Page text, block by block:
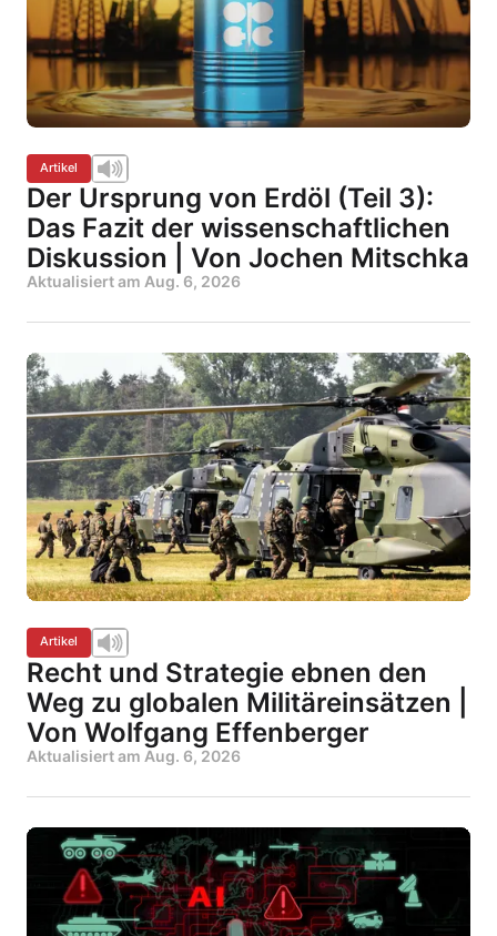
Artikel
Der Ursprung von Erdöl (Teil 3):
Das Fazit der wissenschaftlichen
Diskussion | Von Jochen Mitschka
Aktualisiert am Aug. 6, 2026
Artikel
Recht und Strategie ebnen den
Weg zu globalen Militäreinsätzen |
Von Wolfgang Effenberger
Aktualisiert am Aug. 6, 2026